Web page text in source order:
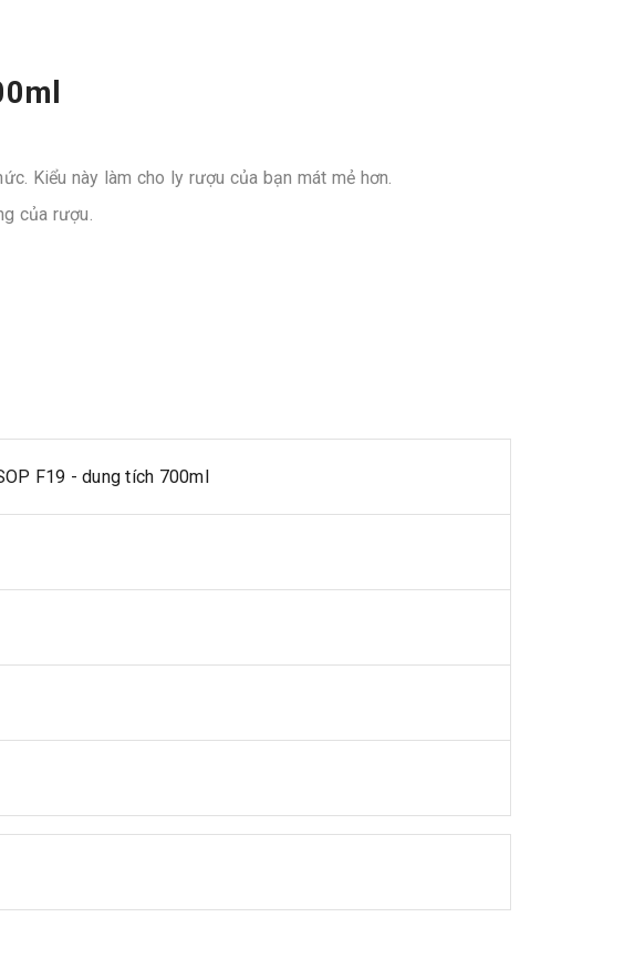
Kiểu này làm cho ly rượu của bạn mát mẻ hơn.
của rượu.
F19 - dung tích 700ml